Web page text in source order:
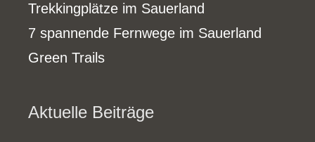
Trekkingplätze im Sauerland
7 spannende Fernwege im Sauerland
Green Trails
Aktuelle Beiträge